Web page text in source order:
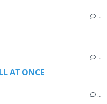
…
…
AT ONCE
…